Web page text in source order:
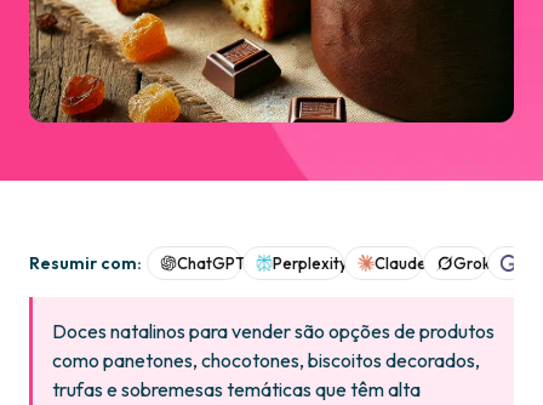
Resumir com: ChatGPT Perplexity Claude Grok
Doces natalinos para vender são opções de produtos
como panetones, chocotones, biscoitos decorados,
trufas e sobremesas temáticas que têm alta